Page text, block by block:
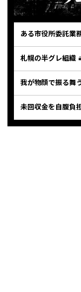
ある市役所委託業
札幌の半グレ組織
我が物顔で振る舞
未回収金を自腹負